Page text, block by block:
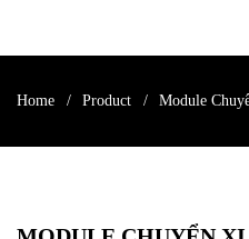
Home
Product